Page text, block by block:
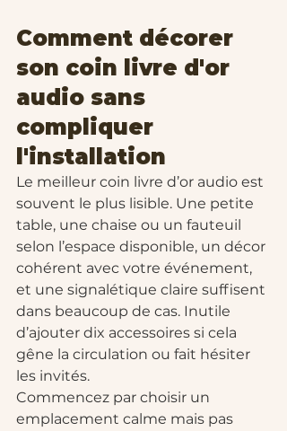
Comment décorer
son coin livre d'or
audio sans
compliquer
l'installation
Le meilleur coin livre d’or audio est
souvent le plus lisible. Une petite
table, une chaise ou un fauteuil
selon l’espace disponible, un décor
cohérent avec votre événement,
et une signalétique claire suffisent
dans beaucoup de cas. Inutile
d’ajouter dix accessoires si cela
gêne la circulation ou fait hésiter
les invités.
Commencez par choisir un
emplacement calme mais pas